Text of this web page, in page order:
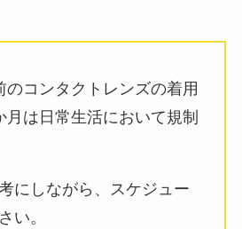
のコンタクトレンズの着用
は日常生活において規制
にしながら、スケジュー
い。